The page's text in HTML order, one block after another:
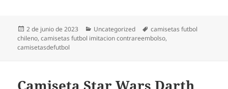
Publicado
el
2 de junio de 2023 Categorías
Uncategorized Etiquetas
camisetas futbol
chileno,camisetas futbol imitacion contrareembolso,
camisetasdefutbol